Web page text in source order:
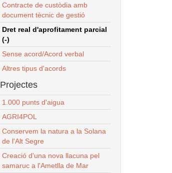
Contracte de custòdia amb
document tècnic de gestió
Dret real d'aprofitament parcial
(-)
Sense acord/Acord verbal
Altres tipus d'acords
Projectes
1.000 punts d'aigua
AGRI4POL
Conservem la natura a la Solana
de l'Alt Segre
Creació d'una nova llacuna pel
samaruc a l'Ametlla de Mar